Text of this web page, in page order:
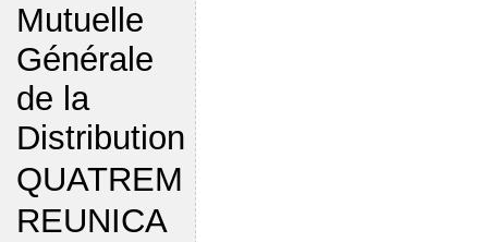
Mutuelle
Générale
de la
Distribution
QUATREM
REUNICA